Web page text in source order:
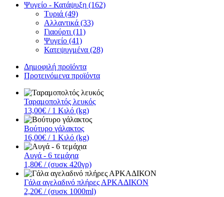
Ψυγείο - Κατάψυξη (162)
Τυριά (49)
Αλλαντικά (33)
Γιαούρτι (11)
Ψυγείο (41)
Κατεψυγμένα (28)
Δημοφιλή προϊόντα
Προτεινόμενα προϊόντα
Ταραμοπολτός λευκός
13,00€ / 1 Κιλό (kg)
Βούτυρο γάλακτος
16,00€ / 1 Κιλό (kg)
Αυγά - 6 τεμάχια
1,80€ / (συσκ 420γρ)
Γάλα αγελαδινό πλήρες ΑΡΚΑΔΙΚΟΝ
2,20€ / (συσκ 1000ml)